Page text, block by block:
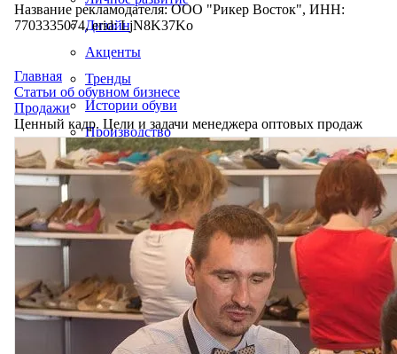
Дизайн
Акценты
Тренды
Истории обуви
Производство
Название рекламодателя: ООО "Рикер Восток", ИНН:
7703335074, erid: LjN8K37Ko
Главная
Статьи об обувном бизнесе
Продажи
Ценный кадр. Цели и задачи менеджера оптовых продаж